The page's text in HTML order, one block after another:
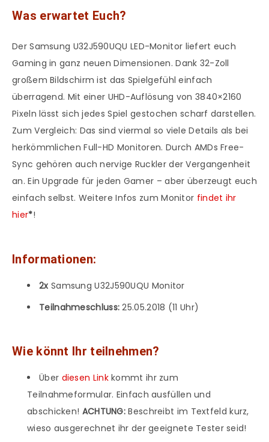
Was erwartet Euch?
Der Samsung U32J590UQU LED-Monitor liefert euch
Gaming in ganz neuen Dimensionen. Dank 32-Zoll
großem Bildschirm ist das Spielgefühl einfach
überragend. Mit einer UHD-Auflösung von 3840×2160
Pixeln lässt sich jedes Spiel gestochen scharf darstellen.
Zum Vergleich: Das sind viermal so viele Details als bei
herkömmlichen Full-HD Monitoren. Durch AMDs Free-
Sync gehören auch nervige Ruckler der Vergangenheit
an. Ein Upgrade für jeden Gamer – aber überzeugt euch
einfach selbst. Weitere Infos zum Monitor findet ihr
hier*!
Informationen:
2x Samsung U32J590UQU Monitor
Teilnahmeschluss: 25.05.2018 (11 Uhr)
Wie könnt Ihr teilnehmen?
Über diesen Linkkommt ihr zum
Teilnahmeformular. Einfach ausfüllen und
abschicken! ACHTUNG: Beschreibt im Textfeld kurz,
wieso ausgerechnet ihr der geeignete Tester seid!